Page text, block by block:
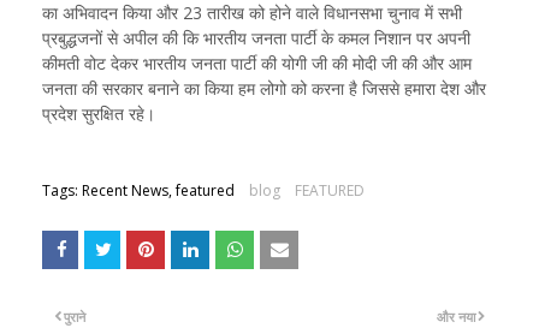
का अभिवादन किया और 23 तारीख को होने वाले विधानसभा चुनाव में सभी
प्रबुद्धजनों से अपील की कि भारतीय जनता पार्टी के कमल निशान पर अपनी
कीमती वोट देकर भारतीय जनता पार्टी की योगी जी की मोदी जी की और आम
जनता की सरकार बनाने का किया हम लोगो को करना है जिससे हमारा देश और
प्रदेश सुरक्षित रहे।
Tags: Recent News, featured blog FEATURED
और नया
पुराने